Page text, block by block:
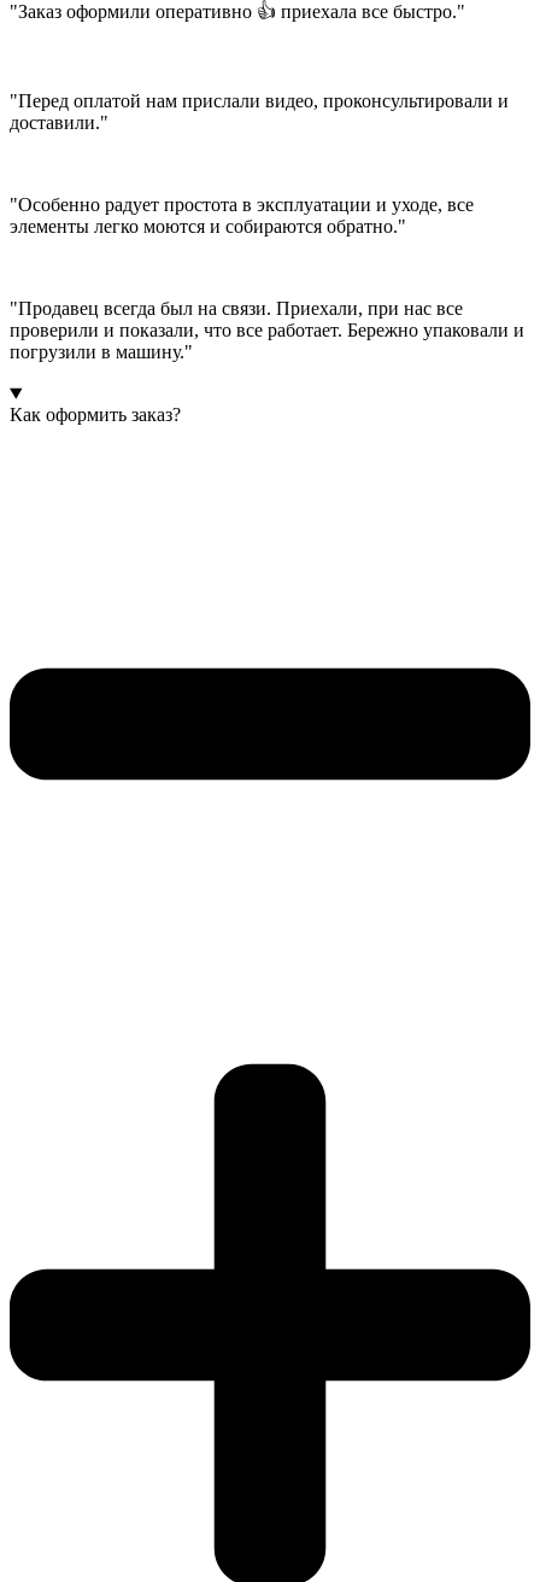
"Заказ оформили оперативно 👍 приехала все быстро."
"Перед оплатой нам прислали видео, проконсультировали и
доставили."
"Особенно радует простота в эксплуатации и уходе, все
элементы легко моются и собираются обратно."
"Продавец всегда был на связи. Приехали, при нас все
проверили и показали, что все работает. Бережно упаковали и
погрузили в машину."
Как оформить заказ?